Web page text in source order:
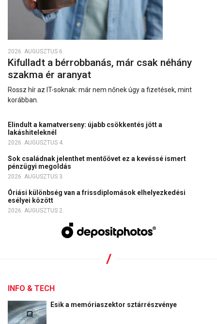
2026. AUGUSZTUS 6.
Kifulladt a bérrobbanás, már csak néhány
szakma ér aranyat
Rossz hír az IT-soknak: már nem nőnek úgy a fizetések, mint
korábban.
Elindult a kamatverseny: újabb csökkentés jött a
lakáshiteleknél
2026. AUGUSZTUS 4.
Sok családnak jelenthet mentőövet ez a kevéssé ismert
pénzügyi megoldás
2026. AUGUSZTUS 3.
Óriási különbség van a frissdiplomások elhelyezkedési
esélyei között
2026. AUGUSZTUS 2.
INFO & TECH
Esik a memóriaszektor sztárrészvénye